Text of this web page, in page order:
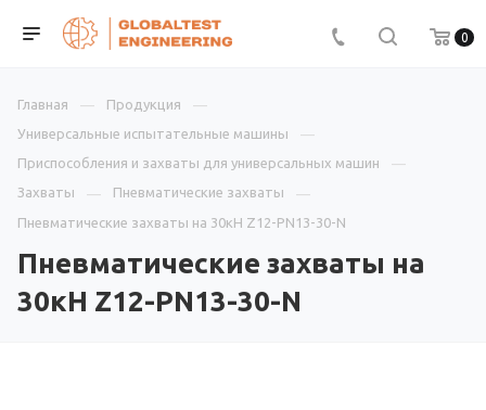
0
Главная
Продукция
Универсальные испытательные машины
Приспособления и захваты для универсальных машин
Захваты
Пневматические захваты
Пневматические захваты на 30кН Z12-PN13-30-N
Пневматические захваты на
30кН Z12-PN13-30-N